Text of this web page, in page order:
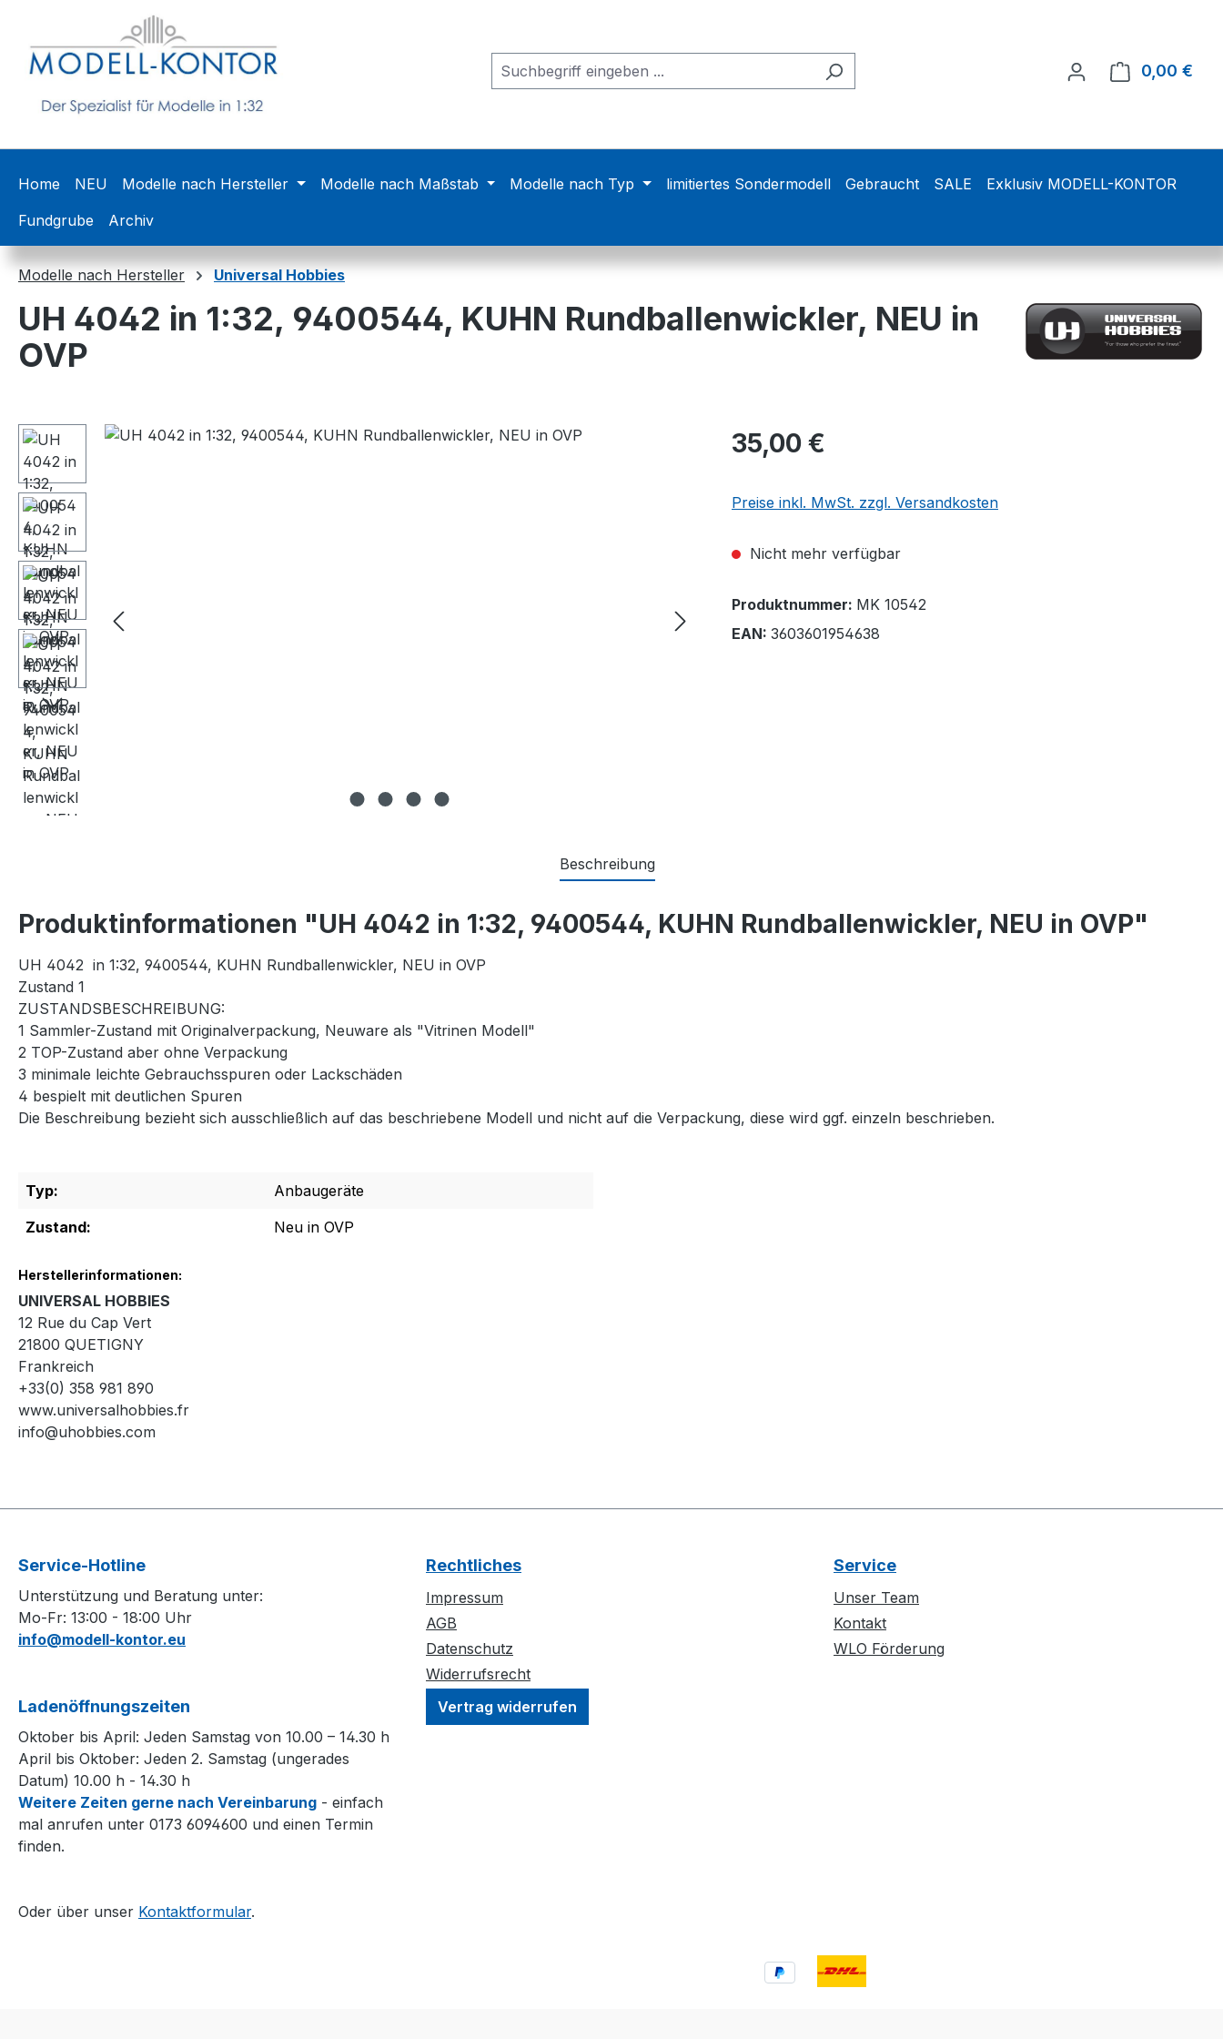
Hauptinhalt springen
Zur Suche springen
Zur Hauptnavigation springen
0,00 €
Home NEU Modelle nach Hersteller Modelle nach Maßstab Modelle nach Typ limitiertes Sondermodell Gebraucht SALE
Exklusiv MODELL-KONTOR
Fundgrube
Archiv
Modelle nach Hersteller Universal Hobbies
UH 4042 in 1:32, 9400544, KUHN Rundballenwickler, NEU in
OVP
Bildergalerie überspringen 35,00 €
Preise inkl. MwSt. zzgl. Versandkosten
Nicht mehr verfügbar
Produktnummer: MK 10542
EAN: 3603601954638
Beschreibung
Produktinformationen "UH 4042 in 1:32, 9400544, KUHN Rundballenwickler, NEU in OVP"
UH 4042 in 1:32, 9400544, KUHN Rundballenwickler, NEU in OVP
Zustand 1
ZUSTANDSBESCHREIBUNG:
1 Sammler-Zustand mit Originalverpackung, Neuware als "Vitrinen Modell"
2 TOP-Zustand aber ohne Verpackung
3 minimale leichte Gebrauchsspuren oder Lackschäden
4 bespielt mit deutlichen Spuren
Die Beschreibung bezieht sich ausschließlich auf das beschriebene Modell und nicht auf die Verpackung, diese wird ggf. einzeln beschrieben.
Typ:
Anbaugeräte
Zustand:
Neu in OVP
Herstellerinformationen:
UNIVERSAL HOBBIES
12 Rue du Cap Vert
21800 QUETIGNY
Frankreich
+33(0) 358 981 890
www.universalhobbies.fr
info@uhobbies.com
Service-Hotline
Unterstützung und Beratung unter:
Mo-Fr: 13:00 - 18:00 Uhr
info@modell-kontor.eu
Ladenöffnungszeiten
Oktober bis April: Jeden Samstag von 10.00 – 14.30 h
April bis Oktober: Jeden 2. Samstag (ungerades
Datum) 10.00 h - 14.30 h
Weitere Zeiten gerne nach Vereinbarung - einfach
mal anrufen unter 0173 6094600 und einen Termin
finden.
Oder über unser Kontaktformular.
Rechtliches
Impressum
AGB
Datenschutz
Widerrufsrecht
Vertrag widerrufen
Service
Unser Team
Kontakt
WLO Förderung